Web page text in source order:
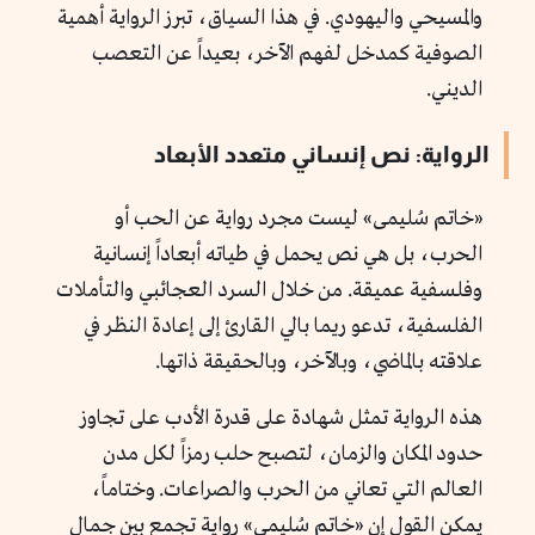
والمسيحي واليهودي. في هذا السياق، تبرز الرواية أهمية
الصوفية كمدخل لفهم الآخر، بعيداً عن التعصب
الديني.
الرواية: نص إنساني متعدد الأبعاد
«خاتم سُليمى» ليست مجرد رواية عن الحب أو
الحرب، بل هي نص يحمل في طياته أبعاداً إنسانية
وفلسفية عميقة. من خلال السرد العجائبي والتأملات
الفلسفية، تدعو ريما بالي القارئ إلى إعادة النظر في
علاقته بالماضي، وبالآخر، وبالحقيقة ذاتها.
هذه الرواية تمثل شهادة على قدرة الأدب على تجاوز
حدود المكان والزمان، لتصبح حلب رمزاً لكل مدن
العالم التي تعاني من الحرب والصراعات. وختاماً،
يمكن القول إن «خاتم سُليمى» رواية تجمع بين جمال